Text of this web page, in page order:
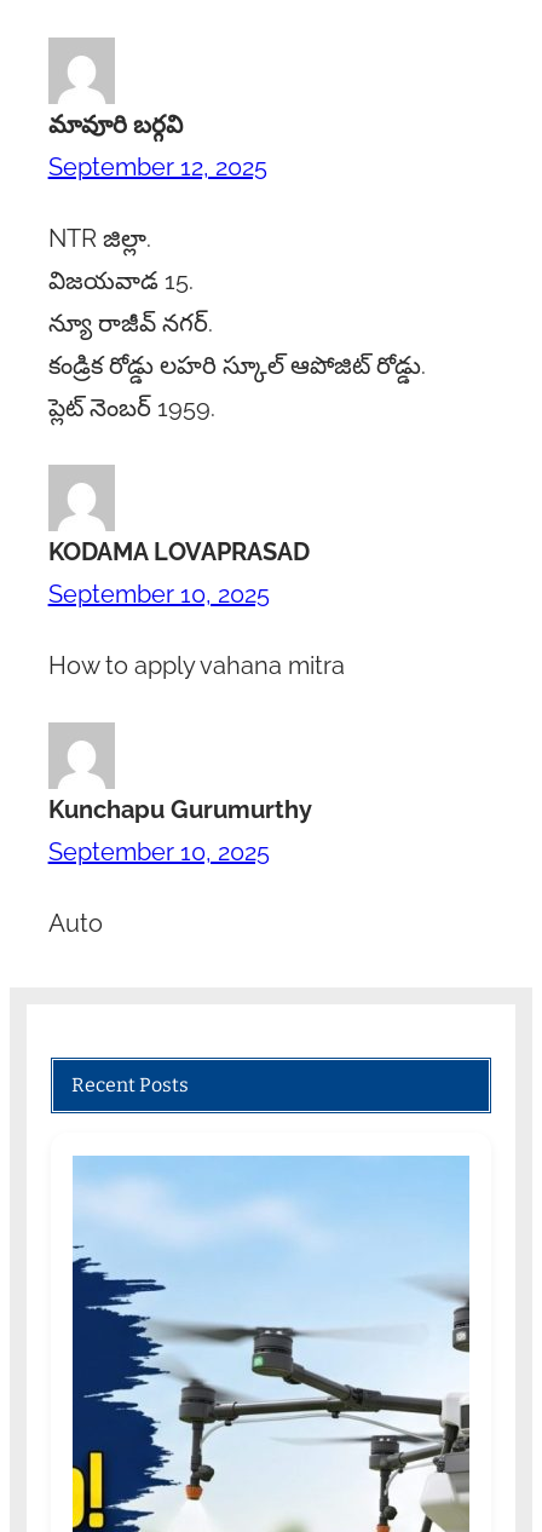
మావూరి బర్గవి
September 12, 2025
NTR జిల్లా.
విజయవాడ 15.
న్యూ రాజీవ్ నగర్.
కండ్రిక రోడ్డు లహరి స్కూల్ ఆపోజిట్ రోడ్డు.
ప్లెట్ నెంబర్ 1959.
KODAMA LOVAPRASAD
September 10, 2025
How to apply vahana mitra
Kunchapu Gurumurthy
September 10, 2025
Auto
Recent Posts